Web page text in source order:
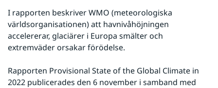
I rapporten beskriver WMO (meteorologiska
världsorganisationen) att havnivåhöjningen
accelererar, glaciärer i Europa smälter och
extremväder orsakar förödelse.
Rapporten Provisional State of the Global Climate in
2022 publicerades den 6 november i samband med